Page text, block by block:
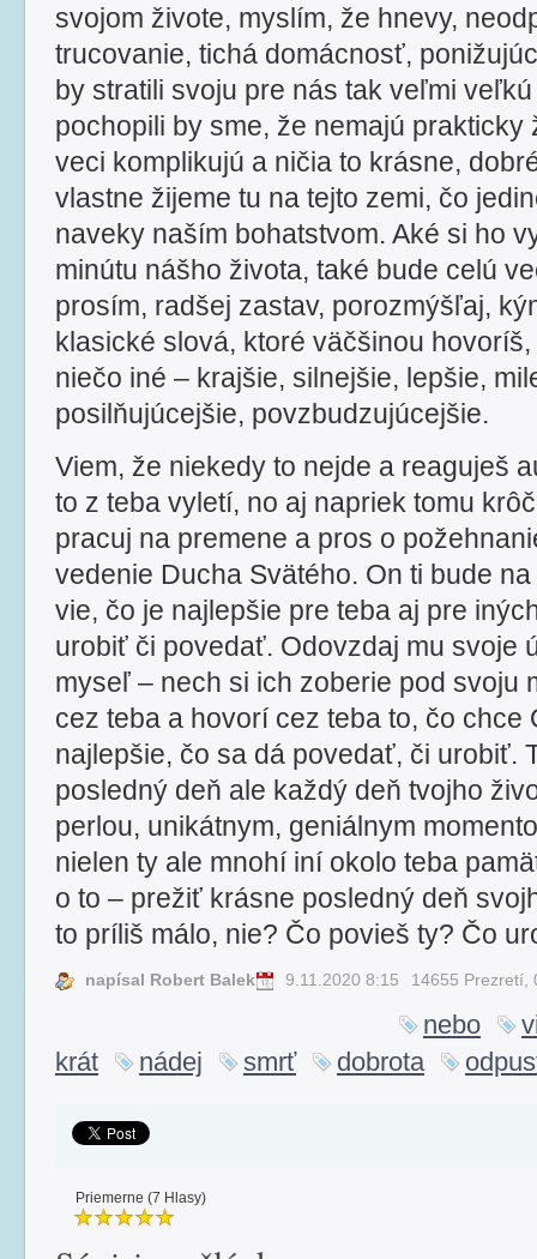
svojom živote, myslím, že hnevy,
trucovanie, tichá domácnosť,
by stratili svoju pre nás tak veľmi
pochopili by sme, že nemajú prakticky
veci komplikujú a ničia to krásne,
vlastne žijeme tu na tejto zemi, čo
naveky naším bohatstvom. Aké si ho
minútu nášho života, také bude celú
prosím, radšej zastav, porozmýšľaj,
klasické slová, ktoré väčšinou
niečo iné – krajšie, silnejšie, lepšie,
posilňujúcejšie, povzbudzujúcejšie.
Viem, že niekedy to nejde a reaguješ
to z teba vyletí, no aj napriek tomu
pracuj na premene a pros o
vedenie Ducha Svätého. On ti bude
vie, čo je najlepšie pre teba aj pre
urobiť či povedať. Odovzdaj mu svoje
myseľ – nech si ich zoberie pod svoju
cez teba a hovorí cez teba to, čo chce
najlepšie, čo sa dá povedať, či urobiť.
posledný deň ale každý deň tvojho
perlou, unikátnym, geniálnym
nielen ty ale mnohí iní okolo teba
o to – prežiť krásne posledný deň
to príliš málo, nie? Čo povieš ty? Čo
napísal Robert Balek 9.11.2020 8:15 14655 Prezretí,
nebo
krát
nádej smrť dobrota
Priemerne (7 Hlasy)